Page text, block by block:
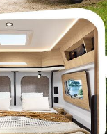
X-Edition : un
€